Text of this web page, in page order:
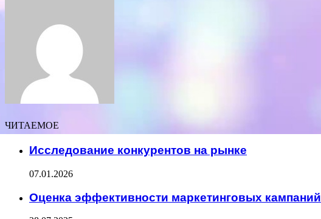
via
ЧИТАЕМОЕ
Исследование конкурентов на рынке
07.01.2026
Оценка эффективности маркетинговых кампаний